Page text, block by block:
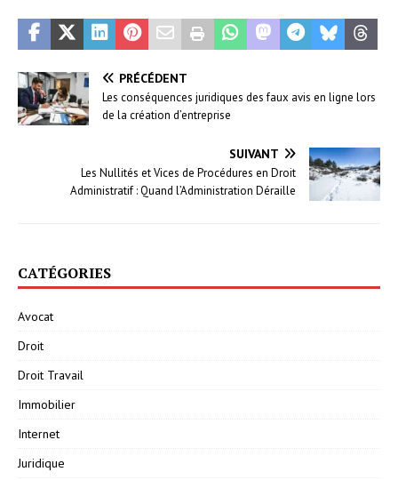
PRÉCÉDENT
Les conséquences juridiques des faux avis en ligne lors
de la création d’entreprise
SUIVANT
Les Nullités et Vices de Procédures en Droit
Administratif : Quand l’Administration Déraille
CATÉGORIES
Avocat
Droit
Droit Travail
Immobilier
Internet
Juridique